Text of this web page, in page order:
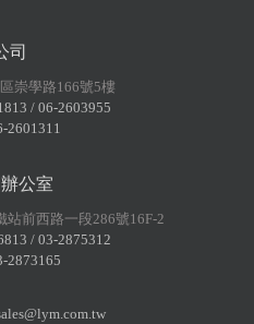
司
崇學路166號5樓
/ 06-2603955
2601311
公室
站前西路一段286號16F-2
/ 03-2875312
2873165